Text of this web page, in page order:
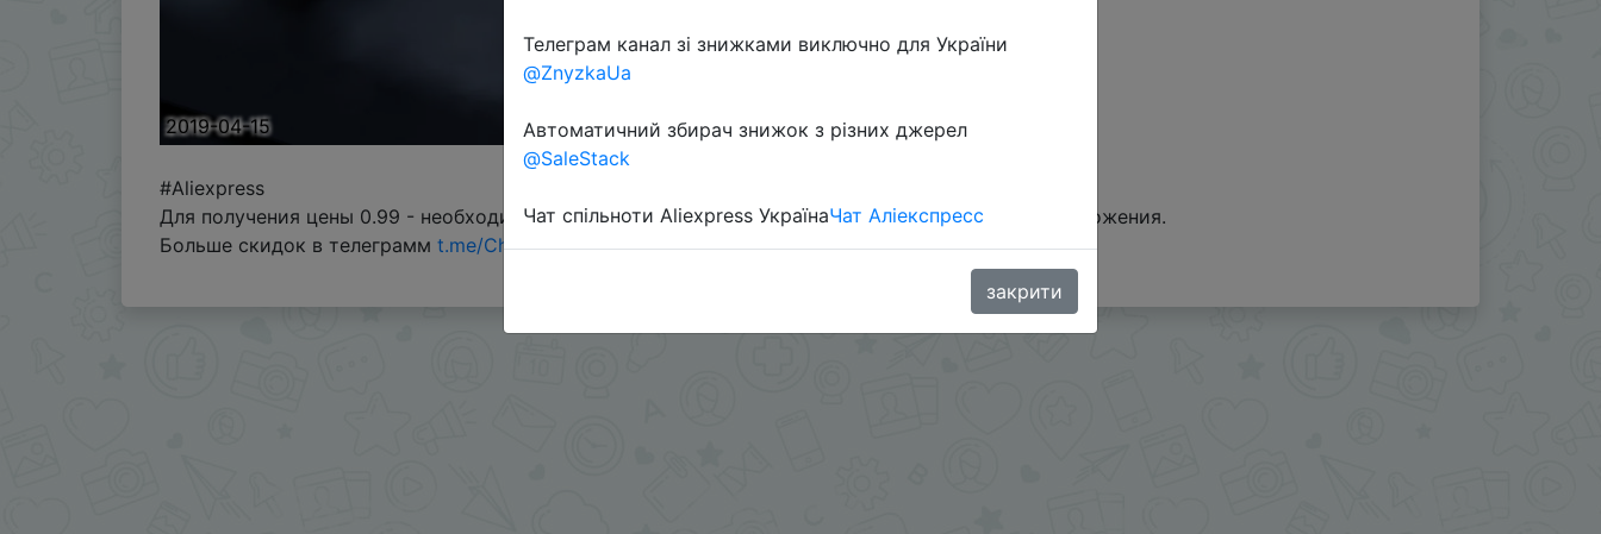
2019-04-15
#Aliexpress
Для получения цены 0.99 - необходимо добавить магазин в избранное с пк или мобильного приложения.
Больше скидок в телеграмм t.me/ChinaGoodBuy
Телеграм канал зі знижками виключно для України
@ZnyzkaUa
Автоматичний збирач знижок з різних джерел
@SaleStack
Чат спільноти Aliexpress УкраїнаЧат Аліекспресс
закрити